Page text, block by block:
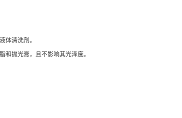
体清洗剂。
和抛光膏，且不影响其光泽度。